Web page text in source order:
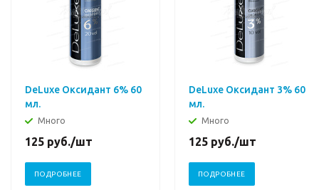
DeLuxe Оксидант 6% 60
мл.
Много
125 руб./шт
ПОДРОБНЕЕ
DeLuxe Оксидант 3% 60
мл.
Много
125 руб./шт
ПОДРОБНЕЕ